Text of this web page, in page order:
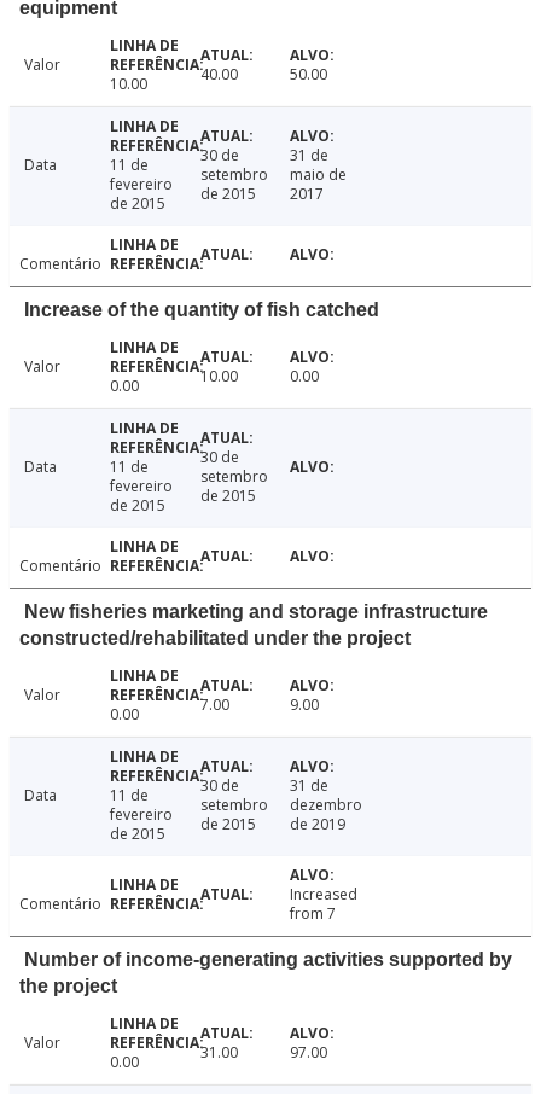
equipment
Valor
10.00
40.00 50.00
Data
11 de
fevereiro
de 2015
30 de
setembro
de 2015
31 de
maio de
2017
Comentário
Increase of the quantity of fish catched
Valor
0.00
10.00 0.00
Data
11 de
fevereiro
de 2015
30 de
setembro
de 2015
Comentário
New fisheries marketing and storage infrastructure
constructed/rehabilitated under the project
Valor
0.00
7.00 9.00
Data
11 de
fevereiro
de 2015
30 de
setembro
de 2015
31 de
dezembro
de 2019
Comentário
Increased
from 7
Number of income-generating activities supported by
the project
Valor
0.00
31.00 97.00